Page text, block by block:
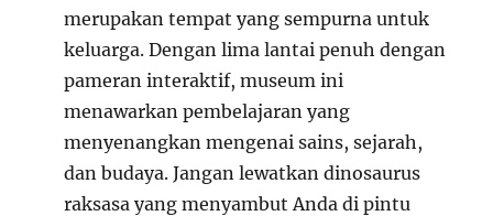
merupakan tempat yang sempurna untuk
keluarga. Dengan lima lantai penuh dengan
pameran interaktif, museum ini
menawarkan pembelajaran yang
menyenangkan mengenai sains, sejarah,
dan budaya. Jangan lewatkan dinosaurus
raksasa yang menyambut Anda di pintu